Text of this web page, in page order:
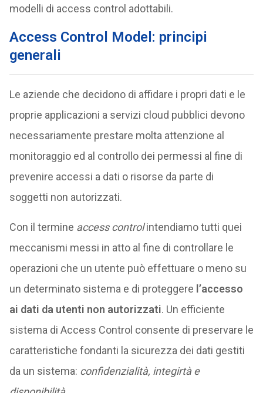
modelli di access control adottabili.
Access Control Model: principi
generali
Le aziende che decidono di affidare i propri dati e le
proprie applicazioni a servizi cloud pubblici devono
necessariamente prestare molta attenzione al
monitoraggio ed al controllo dei permessi al fine di
prevenire accessi a dati o risorse da parte di
soggetti non autorizzati.
Con il termine access controlintendiamo tutti quei
meccanismi messi in atto al fine di controllare le
operazioni che un utente può effettuare o meno su
un determinato sistema e di proteggere l’accesso
ai dati da utenti non autorizzati. Un efficiente
sistema di Access Control consente di preservare le
caratteristiche fondanti la sicurezza dei dati gestiti
da un sistema: confidenzialità, integirtà e